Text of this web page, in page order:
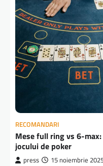
RECOMANDARI
Mese full ring vs 6-
jocului de poker
press 15 noiembrie